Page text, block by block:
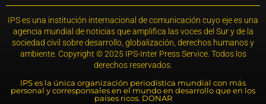
IPS es una institución internacional de comunicación cuyo eje es una
agencia mundial de noticias que amplifica las voces del Sur y de la
sociedad civil sobre desarrollo, globalización, derechos humanos y
ambiente. Copyright © 2025 IPS-Inter Press Service. Todos los
derechos reservados.
IPS es la única organización periodística mundial con más
personal y corresponsales en el mundo en desarrollo que en los
países ricos. DONAR